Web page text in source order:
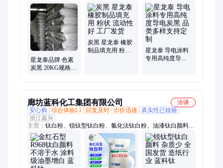
黑、导电剂SP
星龙泰品牌 色素
炭黑 20KG规格
炭黑 星龙泰 橡胶
制品填充用 粉状
星龙泰 导电涂料
专用高纯度导电
廊坊蓝科化工集团有限公司
洽谈
安心购
综合体验L1 回复及时 出价迅速
真实性已核验
浙江嘉兴
主营： 钛⽩粉、锐钛型钛⽩粉、氯化法钛白粉、油漆钛白颜料、
高白无机颜料、无机化工颜料、金红石钛白粉、立德粉、工业级
立德粉、锐钛型纳米钛白粉、工业颜料、二氧化钛钛白粉、二氧
化钛粉末、氯化法型钛白粉、⾦红⽯型钛⽩粉、二氧化钛、硫酸
钡、沉淀硫酸钡